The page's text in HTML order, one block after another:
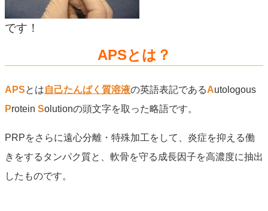
です！
APSとは？
APSとは自己たんぱく質溶液の英語表記であるAutologous
Protein Solutionの頭文字を取った略語です。
PRPをさらに遠心分離・特殊加工をして、炎症を抑える働
きをするタンパク質と、軟骨を守る成長因子を高濃度に抽出
したものです。